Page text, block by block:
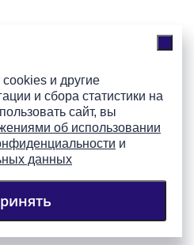
cookies и другие
и сбора статистики на
сайт, вы
об использовании
и
данных